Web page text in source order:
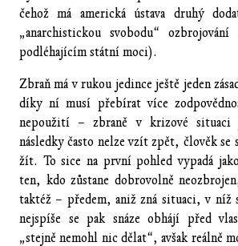
čehož má americká ústava druhý
„anarchistickou svobodu“
podléhajícím státní moci).
Zbraň má v rukou jedince ještě jeden
díky ní musí přebírat více
nepoužití – zbraně v krizové
následky často nelze vzít zpět, člověk se
žít. To sice na první pohled vypadá
ten, kdo zůstane dobrovolně
taktéž – předem, aniž zná situaci, v níž
nejspíše se pak snáze obhájí před
„stejně nemohl nic dělat“, avšak reálně